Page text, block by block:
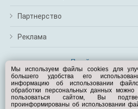
Партнерство
Реклама
Перейти на полную
Вам помочь?
© Exist.ru
Мы используем файлы cookies для
большего удобства его
информацию об использовании
обработки персональных данных
пользоваться сайтом, Вы
проинформированы об использовании